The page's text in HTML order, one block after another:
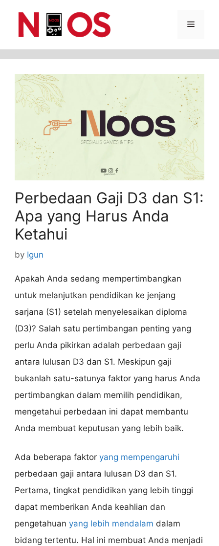
Menu
Perbedaan Gaji D3 dan S1:
Apa yang Harus Anda
Ketahui
by Igun
Apakah Anda sedang mempertimbangkan
untuk melanjutkan pendidikan ke jenjang
sarjana (S1) setelah menyelesaikan diploma
(D3)? Salah satu pertimbangan penting yang
perlu Anda pikirkan adalah perbedaan gaji
antara lulusan D3 dan S1. Meskipun gaji
bukanlah satu-satunya faktor yang harus Anda
pertimbangkan dalam memilih pendidikan,
mengetahui perbedaan ini dapat membantu
Anda membuat keputusan yang lebih baik.
Ada beberapa faktor yang mempengaruhi
perbedaan gaji antara lulusan D3 dan S1.
Pertama, tingkat pendidikan yang lebih tinggi
dapat memberikan Anda keahlian dan
pengetahuan yang lebih mendalam dalam
bidang tertentu. Hal ini membuat Anda menjadi